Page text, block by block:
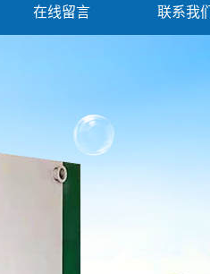
在线留言 联系我们